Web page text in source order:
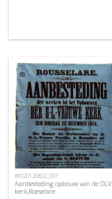
WD20120822_007
Aanbesteding opbouw van de OLV
kerk,Roeselare